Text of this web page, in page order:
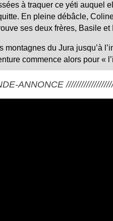
à traquer ce yéti auquel
En pleine débâcle,
ses deux frères, Basile
montagnes du Jura jusqu’à
commence alors pour «
ANNONCE